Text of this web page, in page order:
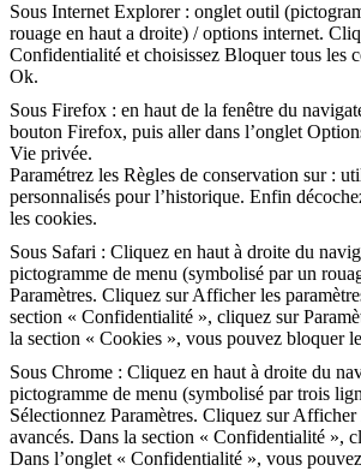
Sous Internet Explorer : onglet outil
rouage en haut a droite) / options internet.
Confidentialité et choisissez Bloquer tous les
Ok.
Sous Firefox : en haut de la fenêtre du
bouton Firefox, puis aller dans l’onglet
Vie privée.
Paramétrez les Règles de conservation sur :
personnalisés pour l’historique. Enfin
les cookies.
Sous Safari : Cliquez en haut à droite du
pictogramme de menu (symbolisé par un
Paramètres. Cliquez sur Afficher les
section « Confidentialité », cliquez sur
la section « Cookies », vous pouvez bloquer
Sous Chrome : Cliquez en haut à droite du
pictogramme de menu (symbolisé par trois
Sélectionnez Paramètres. Cliquez sur Afficher
avancés. Dans la section « Confidentialité »,
Dans l’onglet « Confidentialité », vous